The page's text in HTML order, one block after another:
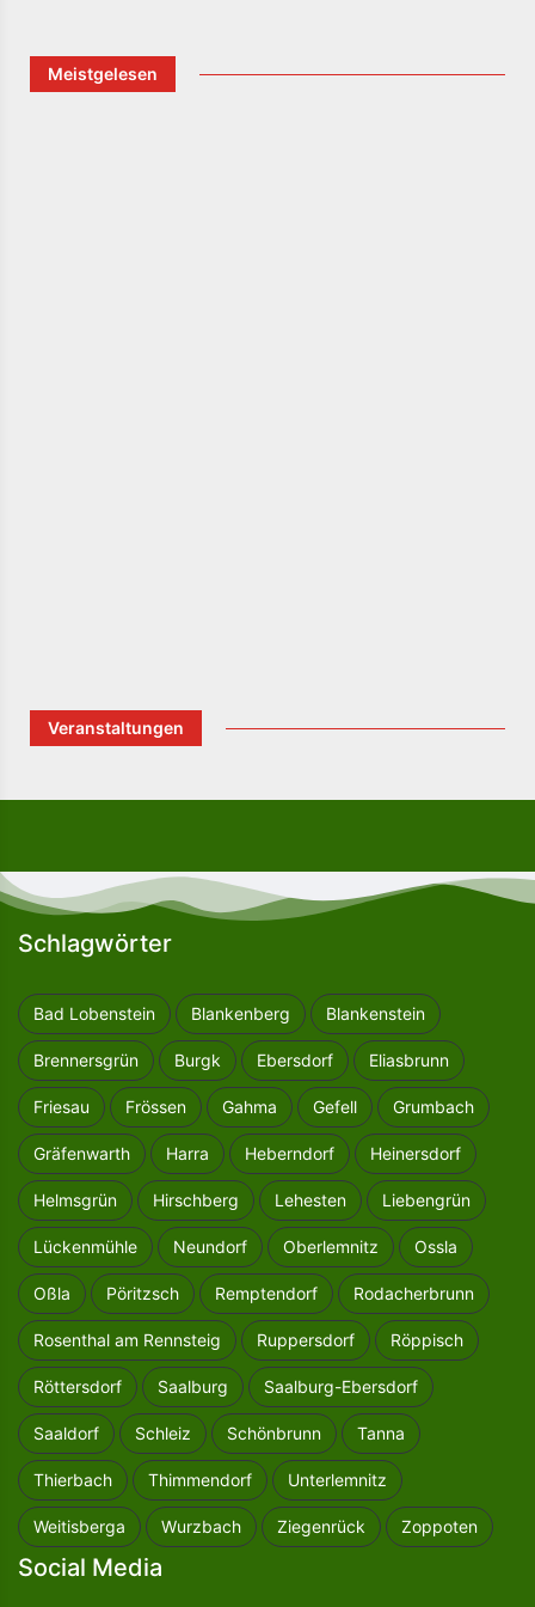
Meistgelesen
Veranstaltungen
Schlagwörter
Bad Lobenstein Blankenberg Blankenstein
Brennersgrün Burgk Ebersdorf Eliasbrunn
Friesau Frössen Gahma Gefell Grumbach
Gräfenwarth Harra Heberndorf Heinersdorf
Helmsgrün Hirschberg Lehesten Liebengrün
Lückenmühle Neundorf Oberlemnitz Ossla
Oßla Pöritzsch Remptendorf Rodacherbrunn
Rosenthal am Rennsteig Ruppersdorf Röppisch
Röttersdorf Saalburg Saalburg-Ebersdorf
Saaldorf Schleiz Schönbrunn Tanna
Thierbach Thimmendorf Unterlemnitz
Weitisberga Wurzbach Ziegenrück Zoppoten
Social Media